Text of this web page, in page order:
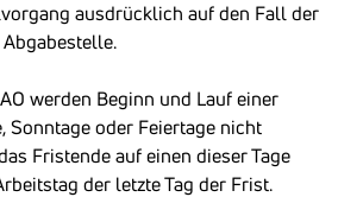
ausdrücklich auf den Fall der
werden Beginn und Lauf einer
Sonntage oder Feiertage nicht
Fristende auf einen dieser Tage
der letzte Tag der Frist.